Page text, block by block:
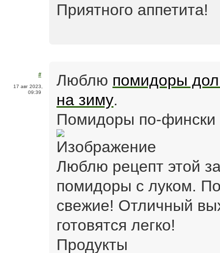
Приятного аппетита!
#
17 авг 2023,
09:39
Люблю помидоры
на зиму.
Помидоры по-фински
Люблю рецепт этой
помидоры с луком.
свежие! Отличный
готовятся легко!
Продукты